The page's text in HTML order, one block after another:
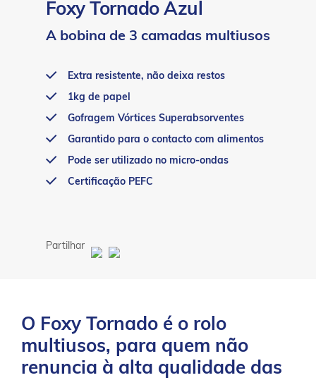
Foxy Tornado Azul
A bobina de 3 camadas multiusos
Extra resistente, não deixa restos
1kg de papel
Gofragem Vórtices Superabsorventes
Garantido para o contacto com alimentos
Pode ser utilizado no micro-ondas
Certificação PEFC
Partilhar
O Foxy Tornado é o rolo
multiusos, para quem não
renuncia à alta qualidade das